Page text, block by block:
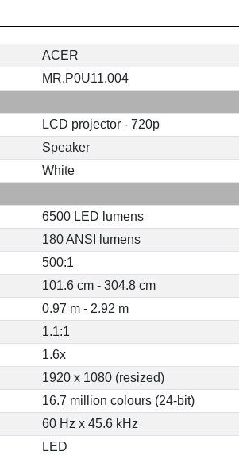
ACER
MR.P0U11.004
LCD projector - 720p
Speaker
White
6500 LED lumens
180 ANSI lumens
500:1
101.6 cm - 304.8 cm
0.97 m - 2.92 m
1.1:1
1.6x
1920 x 1080 (resized)
16.7 million colours (24-bit)
60 Hz x 45.6 kHz
LED